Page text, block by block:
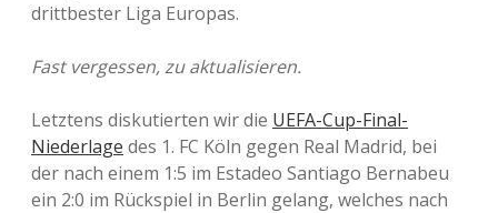
drittbester Liga Europas.
Fast vergessen, zu aktualisieren.
Letztens diskutierten wir die UEFA-Cup-Final-
Niederlage des 1. FC Köln gegen Real Madrid, bei
der nach einem 1:5 im Estadeo Santiago Bernabeu
ein 2:0 im Rückspiel in Berlin gelang, welches nach